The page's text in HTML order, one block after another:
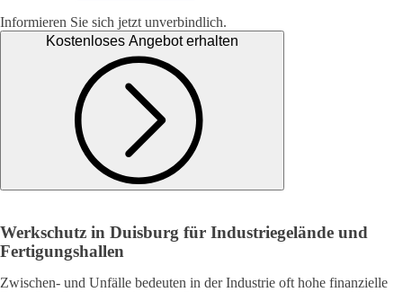
Informieren Sie sich jetzt unverbindlich.
Kostenloses Angebot erhalten
Werkschutz in Duisburg für Industriegelände und
Fertigungshallen
Zwischen- und Unfälle bedeuten in der Industrie oft hohe finanzielle